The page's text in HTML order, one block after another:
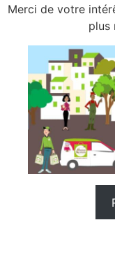
Merci de votre
plus